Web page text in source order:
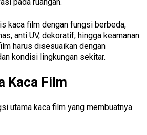
kaca film dengan fungsi berbeda,
anti UV, dekoratif, hingga keamanan.
harus disesuaikan dengan
kondisi lingkungan sekitar.
Kaca Film
utama kaca film yang membuatnya